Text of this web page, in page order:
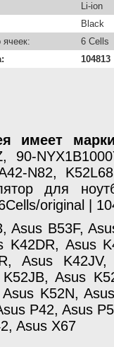
Li-ion
Black
ячеек:
6 Cells
104813
имеет
90-
N82,
для
original |
Asus B53F,
Asus
Asus
Asus
K52N,
P42, Asus
Asus X67